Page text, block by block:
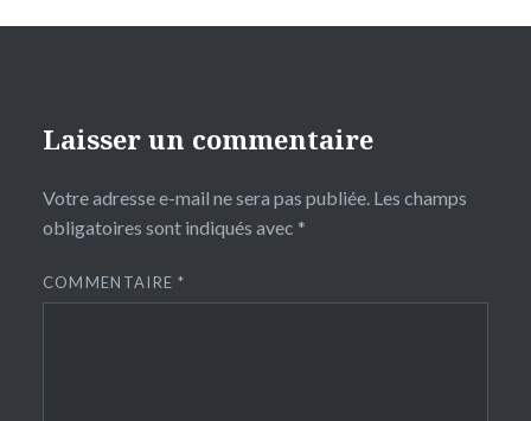
Laisser un commentaire
Votre adresse e-mail ne sera pas publiée. Les champs
obligatoires sont indiqués avec *
COMMENTAIRE*